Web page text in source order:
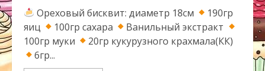
Ореховый бисквит: диаметр 18см
190гр
яиц
100гр сахара
Ванильный экстракт
100гр муки
20гр кукурузного крахмала(КК)
6гр...